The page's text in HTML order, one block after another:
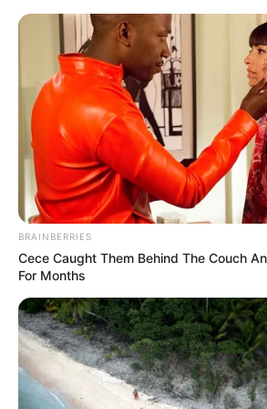
por dentro de algumas
desse artesanato, convidamos
confeccionar a bonequinha
que nós tanto amamos.
Como Fazer Boneca de
Materiais Necessários
BRAINBERRIES
Cece Caught Them Behind The Couch
For Months